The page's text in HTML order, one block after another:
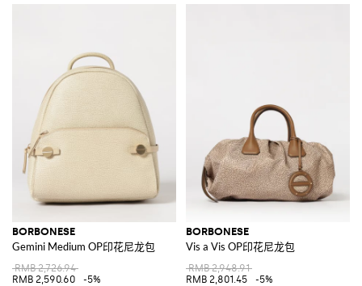
BORBONESE
Gemini Medium OP印花尼龙包
RMB 2,726.94
RMB 2,590.60
-5%
BORBONESE
Vis a Vis OP印花尼龙包
RMB 2,948.91
RMB 2,801.45
-5%